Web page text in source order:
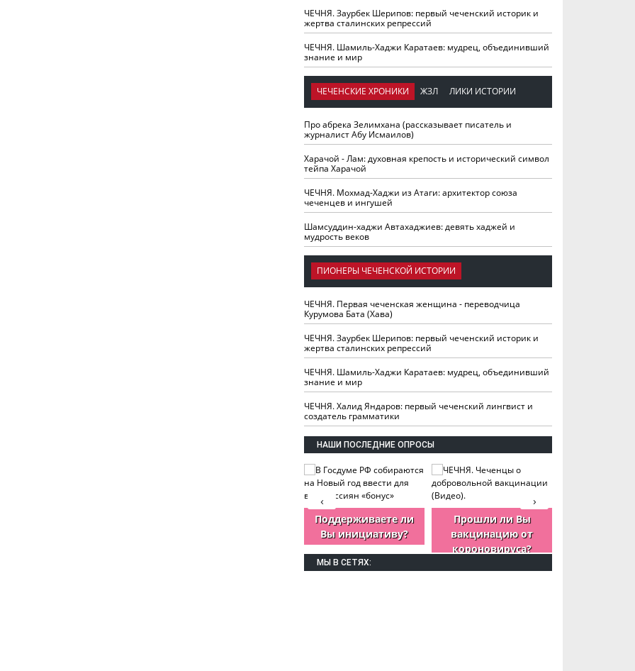
ЧЕЧНЯ. Заурбек Шерипов: первый чеченский историк и
жертва сталинских репрессий
ЧЕЧНЯ. Шамиль-Хаджи Каратаев: мудрец, объединивший
знание и мир
ЧЕЧЕНСКИЕ ХРОНИКИ ЖЗЛ ЛИКИ ИСТОРИИ
Про абрека Зелимхана (рассказывает писатель и
журналист Абу Исмаилов)
Харачой - Лам: духовная крепость и исторический символ
тейпа Харачой
ЧЕЧНЯ. Мохмад-Хаджи из Атаги: архитектор союза
чеченцев и ингушей
Шамсуддин-хаджи Автахаджиев: девять хаджей и
мудрость веков
ПИОНЕРЫ ЧЕЧЕНСКОЙ ИСТОРИИ
ЧЕЧНЯ. Первая чеченская женщина - переводчица
Курумова Бата (Хава)
ЧЕЧНЯ. Заурбек Шерипов: первый чеченский историк и
жертва сталинских репрессий
ЧЕЧНЯ. Шамиль-Хаджи Каратаев: мудрец, объединивший
знание и мир
ЧЕЧНЯ. Халид Яндаров: первый чеченский лингвист и
создатель грамматики
НАШИ ПОСЛЕДНИЕ ОПРОСЫ
Поддерживаете ли
Вы инициативу?
Прошли ли Вы
вакцинацию от
короновируса?
›
‹
МЫ В СЕТЯХ: